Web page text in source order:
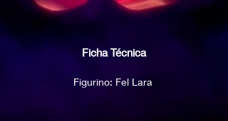
Ficha Técnica
Figurino: Fel Lara